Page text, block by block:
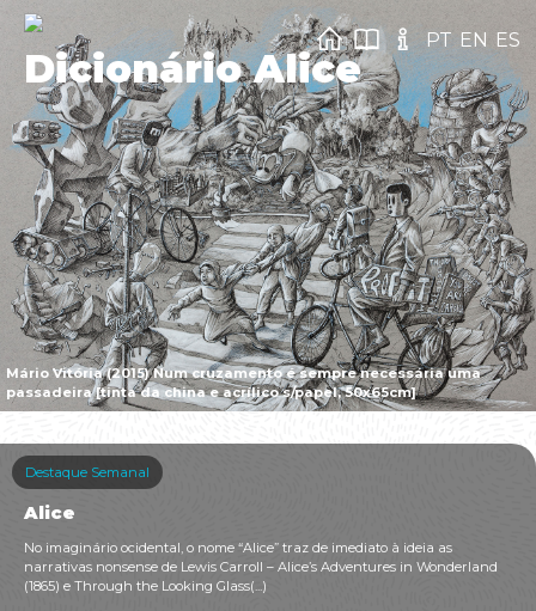
Mário Vitória (2015) Num cruzamento é sempre necessária uma
passadeira [tinta da china e acrílico s/papel, 50x65cm]
Dicionário Alice
PT EN ES
Destaque Semanal
Alice
No imaginário ocidental, o nome “Alice” traz de imediato à ideia as
narrativas nonsense de Lewis Carroll – Alice’s Adventures in Wonderland
(1865) e Through the Looking Glass(...)